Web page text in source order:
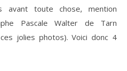
avant toute chose, mention
Pascale Walter de Tarn
jolies photos). Voici donc 4